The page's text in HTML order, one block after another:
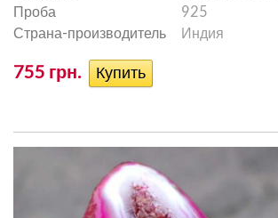
Проба
925
Страна-производитель
Индия
755 грн.